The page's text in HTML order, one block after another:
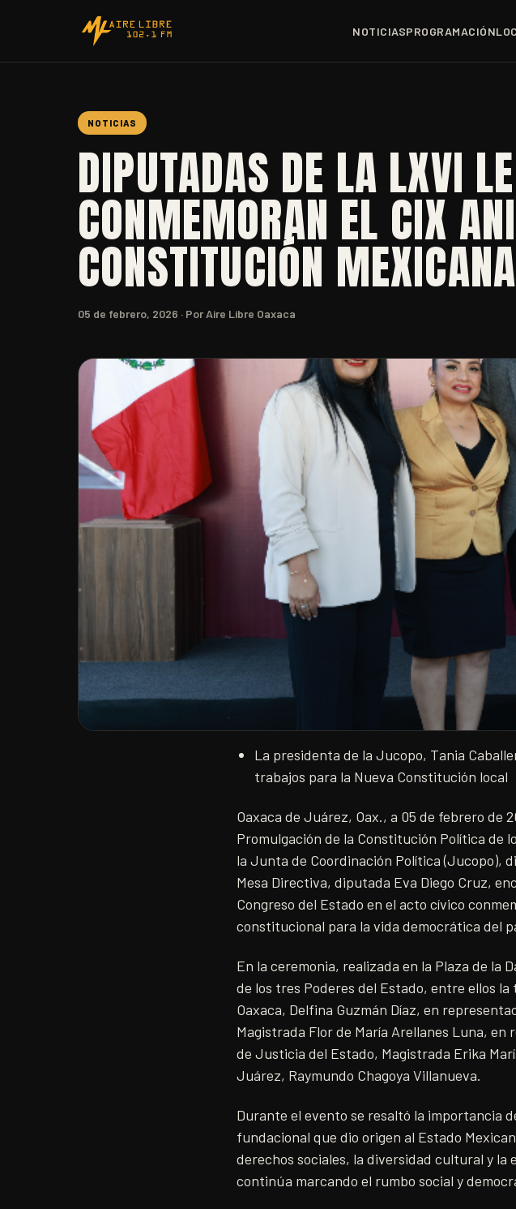
NOTICIASPROGRAMACIÓN
NOTICIAS
DIPUTADAS DE LA LXVI
CONMEMORAN EL CIX
CONSTITUCIÓN MEXICANA
05 de febrero, 2026 · Por Aire Libre Oaxaca
La presidenta de la Jucopo, Tania
trabajos para la Nueva Constitución local
Oaxaca de Juárez, Oax., a 05 de febrero de
Promulgación de la Constitución Política de
la Junta de Coordinación Política (Jucopo),
Mesa Directiva, diputada Eva Diego Cruz,
Congreso del Estado en el acto cívico
constitucional para la vida democrática del
En la ceremonia, realizada en la Plaza de
de los tres Poderes del Estado, entre ellos
Oaxaca, Delfina Guzmán Díaz, en
Magistrada Flor de María Arellanes Luna,
de Justicia del Estado, Magistrada Erika
Juárez, Raymundo Chagoya Villanueva.
Durante el evento se resaltó la importancia
fundacional que dio origen al Estado
derechos sociales, la diversidad cultural y
continúa marcando el rumbo social y